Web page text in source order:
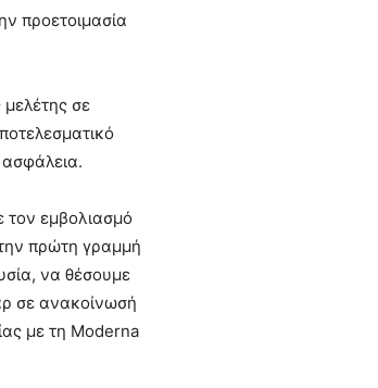
προετοιμασία
σε
τον εμβολιασμό
πρώτη γραμμή
να θέσουμε
σε ανακοίνωσή
με τη Moderna